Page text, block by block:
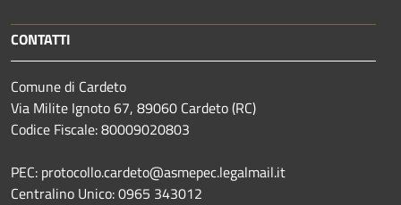
CONTATTI
Comune di Cardeto
Via Milite Ignoto 67, 89060 Cardeto (RC)
Codice Fiscale: 80009020803
PEC: protocollo.cardeto@asmepec.legalmail.it
Centralino Unico: 0965 343012